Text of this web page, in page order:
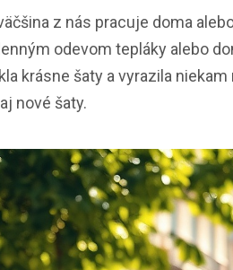
z nás pracuje doma
odevom tepláky alebo
krásne šaty a vyrazila
nové šaty.